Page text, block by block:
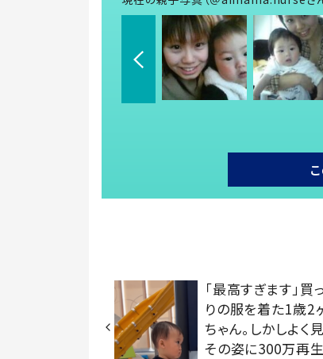
「最高すぎます」買
りの服を着た1歳2
ちゃん。しかしよく
その姿に300万再生